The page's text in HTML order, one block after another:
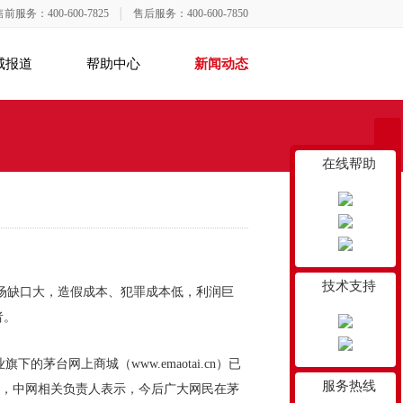
前服务：400-600-7825 售后服务：400-600-7850
报道 帮助中心 新闻动态
口大，造假成本、犯罪成本低，利润巨
下的茅台网上商城（www.emaotai.cn）已
中网相关负责人表示，今后广大网民在茅
在线帮助
技术支持
服务热线